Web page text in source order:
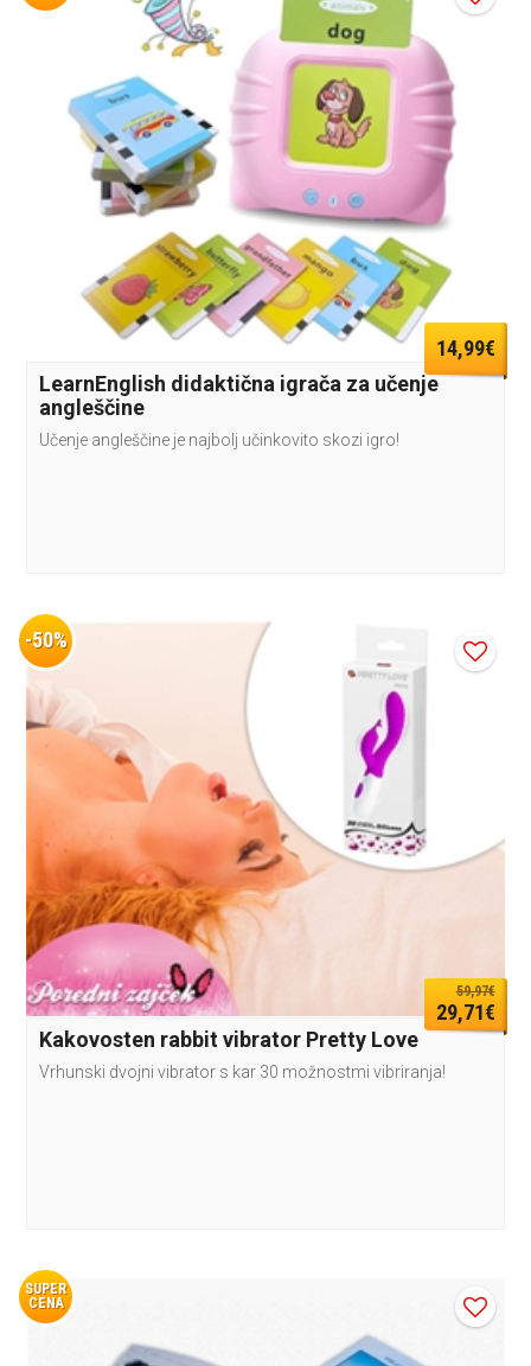
14,99€
LearnEnglish didaktična igrača za učenje
angleščine
Učenje angleščine je najbolj učinkovito skozi igro!
-50%
59,97€
29,71€
Kakovosten rabbit vibrator Pretty Love
Vrhunski dvojni vibrator s kar 30 možnostmi vibriranja!
SUPER
CENA